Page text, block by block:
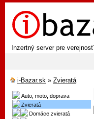
Inzertný server pre verejnosť
i-Bazar.sk » Zvieratá
Auto, moto, doprava
Zvieratá
Domáce zvieratá